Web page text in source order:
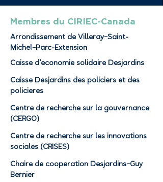
Membres du CIRIEC-Canada
Arrondissement de Villeray–Saint-
Michel–Parc-Extension
Caisse d’économie solidaire Desjardins
Caisse Desjardins des policiers et des
policières
Centre de recherche sur la gouvernance
(CERGO)
Centre de recherche sur les innovations
sociales (CRISES)
Chaire de coopération Desjardins–Guy
Bernier